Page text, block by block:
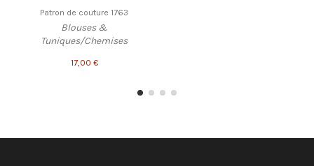
Patron de couture 1763
Blouses &
Tuniques/Chemises
17,00 €